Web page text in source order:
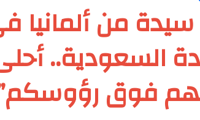
من ألمانيا
السعودية..
فوق